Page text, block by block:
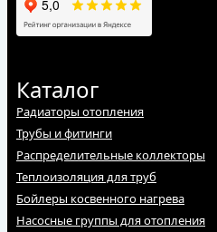
Каталог
Радиаторы отопления
Трубы и фитинги
Распределительные коллекторы
Теплоизоляция для труб
Бойлеры косвенного нагрева
Насосные группы для отопления